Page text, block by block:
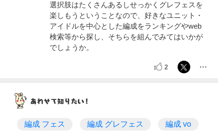
選択肢はたくさんあるしせっかくグレフェスを
楽しもうということなので、好きなユニット・
アイドルを中心とした編成をランキングやweb
検索等から探し、そちらを組んでみてはいかが
でしょうか。
2
編成 フェス 編成 グレフェス 編成 vo